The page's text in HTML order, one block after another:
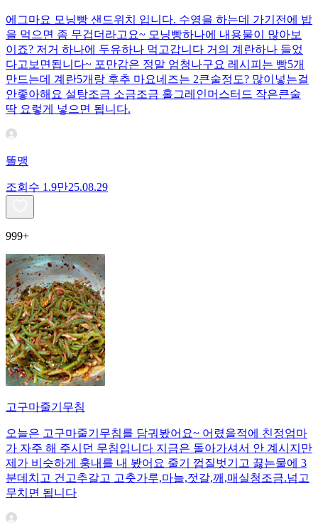
에그마요 모닝빵 샌드위치 입니다. 수영을 하는데 가기전에 밥
을 먹으면 좀 무겁더라고요~ 모닝빵하나에 내용물이 많아보
이죠? 저거 하나에 두유하나 먹고갑니다 거의 계란하나 들었
다고보면됩니다~ 포만감은 정말 엄청나구요 레시피는 빵5개
만드는데 계란5개랑 후추 마요네즈는 2큰술정도? 많이넣는걸
안좋아해요 설탕조금 소금조금 홀그레인머스터드 작은큰술
딱 요렇게 넣으면 됩니다.
똘맹
조회수 1.9만25.08.29
999+
고구마줄기무침
오늘은 고구마줄기무침를 담궈봤어요~ 어렸을적에 친정엄마
가 자주 해 주시던 무침입니다 지금은 돌아가셔서 안 계시지만
제가 비슷하게 훙내를 내 봤어요 줄기 껍질벗기고 끓는물에 3
분데치고 건고추갈고 고춧가루,마늘,젓갈,깨,매실청조금.넘고
무치면 됩니다